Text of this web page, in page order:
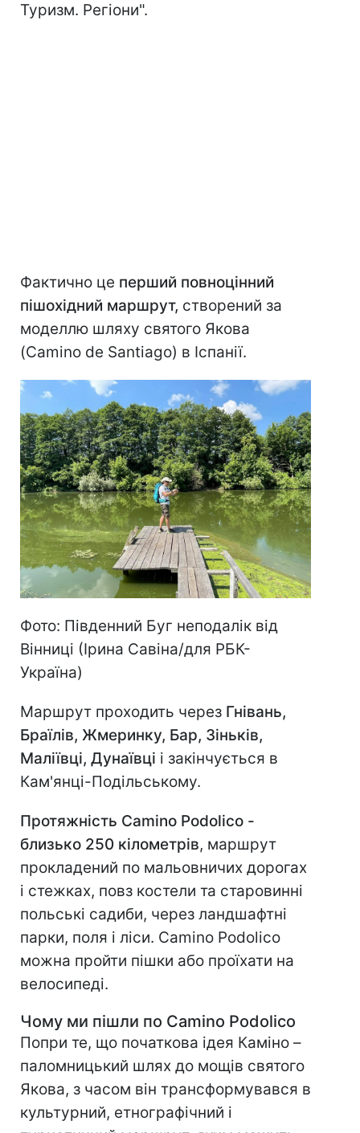
Туризм. Регіони".
Фактично це перший повноцінний
пішохідний маршрут, створений за
моделлю шляху святого Якова
(Camino de Santiago) в Іспанії.
Фото: Південний Буг неподалік від
Вінниці (Ірина Савіна/для РБК-
Україна)
Маршрут проходить через Гнівань,
Браїлів, Жмеринку, Бар, Зіньків,
Маліївці, Дунаївці і закінчується в
Кам'янці-Подільському.
Протяжність Camino Podolico -
близько 250 кілометрів, маршрут
прокладений по мальовничих дорогах
і стежках, повз костели та старовинні
польські садиби, через ландшафтні
парки, поля і ліси. Camino Podolico
можна пройти пішки або проїхати на
велосипеді.
Чому ми пішли по Camino Podolico
Попри те, що початкова ідея Каміно –
паломницький шлях до мощів святого
Якова, з часом він трансформувався в
культурний, етнографічний і